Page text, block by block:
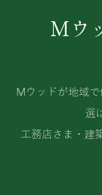
Mウ
Mウッドが地域
選
工務店さま・建